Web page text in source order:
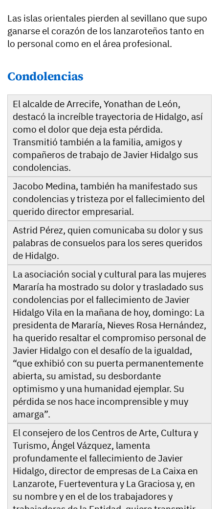
Las islas orientales pierden al sevillano que supo
ganarse el corazón de los lanzaroteños tanto en
lo personal como en el área profesional.
Condolencias
El alcalde de Arrecife, Yonathan de León,
destacó la increíble trayectoria de Hidalgo, así
como el dolor que deja esta pérdida.
Transmitió también a la familia, amigos y
compañeros de trabajo de Javier Hidalgo sus
condolencias.
Jacobo Medina, también ha manifestado sus
condolencias y tristeza por el fallecimiento del
querido director empresarial.
Astrid Pérez, quien comunicaba su dolor y sus
palabras de consuelos para los seres queridos
de Hidalgo.
La asociación social y cultural para las mujeres
Mararía ha mostrado su dolor y trasladado sus
condolencias por el fallecimiento de Javier
Hidalgo Vila en la mañana de hoy, domingo: La
presidenta de Mararía, Nieves Rosa Hernández,
ha querido resaltar el compromiso personal de
Javier Hidalgo con el desafío de la igualdad,
“que exhibió con su puerta permanentemente
abierta, su amistad, su desbordante
optimismo y una humanidad ejemplar. Su
pérdida se nos hace incomprensible y muy
amarga”.
El consejero de los Centros de Arte, Cultura y
Turismo, Ángel Vázquez, lamenta
profundamente el fallecimiento de Javier
Hidalgo, director de empresas de La Caixa en
Lanzarote, Fuerteventura y La Graciosa y, en
su nombre y en el de los trabajadores y